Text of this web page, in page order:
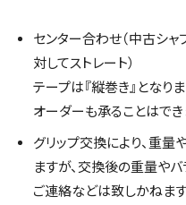
センター合わせ（中古シ
対してストレート）
テープは『縦巻き』となり
オーダーも承ることはでき
グリップ交換により、重
ますが、交換後の重量やバ
ご連絡などは致しかねます